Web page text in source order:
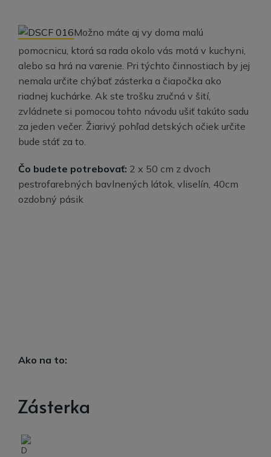
Možno máte aj vy doma malú
pomocnicu, ktorá sa rada okolo vás motá v kuchyni,
alebo sa hrá na varenie. Pri týchto činnostiach by jej
nemala určite chýbať zásterka a čiapočka ako
riadnej kuchárke. Ak ste trošku zručná v šití,
zvládnete si pomocou tohto návodu ušiť takúto sadu
za jeden večer. Žiarivý pohľad detských očiek určite
bude stáť za to.
Čo budete potrebovať: 2 x 50 cm z dvoch
pestrofarebných bavlnených látok, vliselín, 40cm
ozdobný pásik
Ako na to:
Zásterka